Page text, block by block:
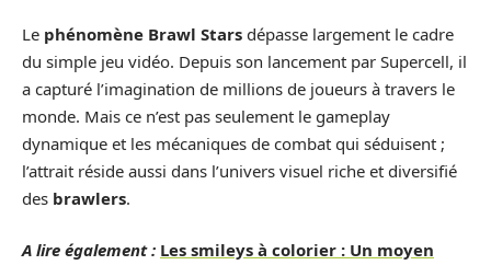
Le phénomène Brawl Stars dépasse largement le cadre
du simple jeu vidéo. Depuis son lancement par Supercell, il
a capturé l’imagination de millions de joueurs à travers le
monde. Mais ce n’est pas seulement le gameplay
dynamique et les mécaniques de combat qui séduisent ;
l’attrait réside aussi dans l’univers visuel riche et diversifié
des brawlers.
A lire également : Les smileys à colorier : Un moyen